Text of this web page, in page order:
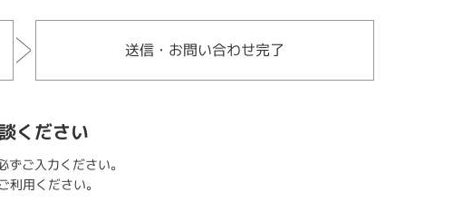
送信・お問い合わせ完了
ください
ご入力ください。
用ください。